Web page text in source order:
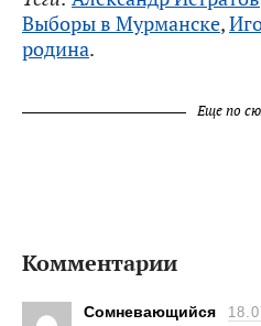
Выборы в Мурманске,
родина.
Еще по
Комментарии
Сомневающийся